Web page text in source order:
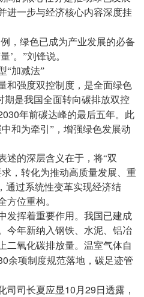
进一步与经济核心内容深度挂
，绿色已成为产业发展的必备
’。”刘锋说。
“加减法”
和强度双控制度，是全面绿色
期是我国全面转向碳排放双控
年前碳达峰的最后五年。此
和为牵引”，增强绿色发展动
述的深层含义在于，将“双
，转化为推动高质量发展、重
通过系统性变革实现经济结
方位重构。
发挥着重要作用。我国已建成
今年新纳入钢铁、水泥、铝冶
二氧化碳排放量。温室气体自
余项制度规范落地，碳足迹管
司司长夏应显10 月 29 日透露，